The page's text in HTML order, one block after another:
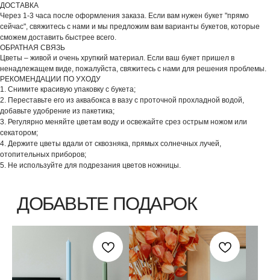
ДОСТАВКА
Через 1-3 часа после оформления заказа. Если вам нужен букет "прямо
сейчас", свяжитесь с нами и мы предложим вам варианты букетов, которые
сможем доставить быстрее всего.
ОБРАТНАЯ СВЯЗЬ
Цветы – живой и очень хрупкий материал. Если ваш букет пришел в
ненадлежащем виде, пожалуйста, свяжитесь с нами для решения проблемы.
РЕКОМЕНДАЦИИ ПО УХОДУ
1. Снимите красивую упаковку с букета;
2. Переставьте его из аквабокса в вазу с проточной прохладной водой,
добавьте удобрение из пакетика;
3. Регулярно меняйте цветам воду и освежайте срез острым ножом или
секатором;
4. Держите цветы вдали от сквозняка, прямых солнечных лучей,
отопительных приборов;
5. Не используйте для подрезания цветов ножницы.
ВЫБЕРИТЕ ВАЗУ